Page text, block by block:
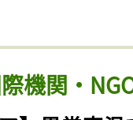
機関・